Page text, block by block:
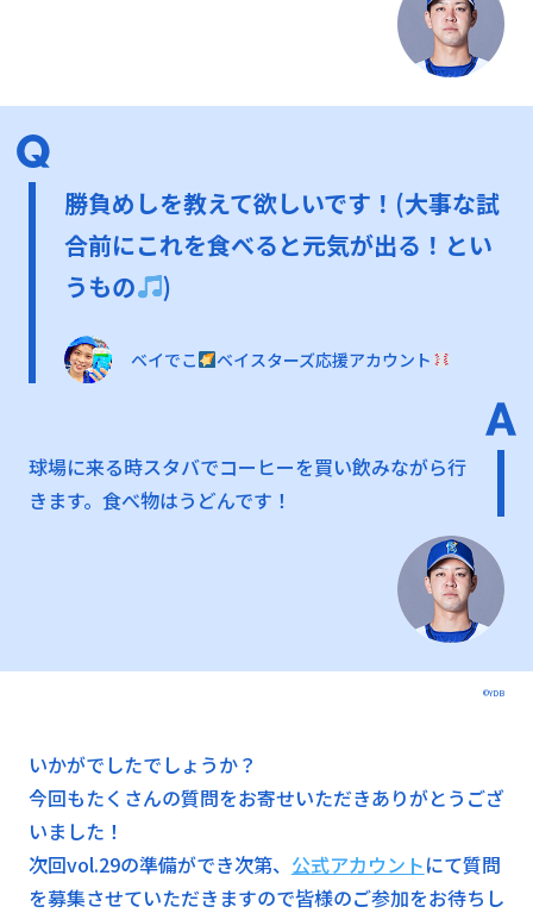
勝負めしを教えて欲しいです！(大事な試
合前にこれを食べると元気が出る！とい
うもの
)
ベイでこ ベイスターズ応援アカウント
球場に来る時スタバでコーヒーを買い飲みながら行
きます。食べ物はうどんです！
©YDB
いかがでしたでしょうか？
今回もたくさんの質問をお寄せいただきありがとうござ
いました！
次回vol.29の準備ができ次第、 公式アカウントにて質問
を募集させていただきますので皆様のご参加をお待ちし